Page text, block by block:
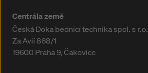
Centrála země
Česká Doka bednicí technika spol. s r.o.
Za Avií 868/1
19600Praha 9, Čakovice